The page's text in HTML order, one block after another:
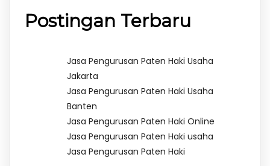
Postingan Terbaru
Jasa Pengurusan Paten Haki Usaha
Jakarta
Jasa Pengurusan Paten Haki Usaha
Banten
Jasa Pengurusan Paten Haki Online
Jasa Pengurusan Paten Haki usaha
Jasa Pengurusan Paten Haki